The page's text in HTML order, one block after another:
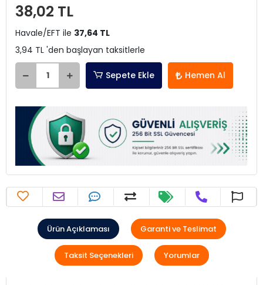
38,02 TL
Havale/EFT ile 37,64 TL
3,94 TL 'den başlayan taksitlerle
Sepete Ekle Hemen Al
Ürün Açıklaması Garanti ve Teslimat
Taksit Seçenekleri Yorumlar